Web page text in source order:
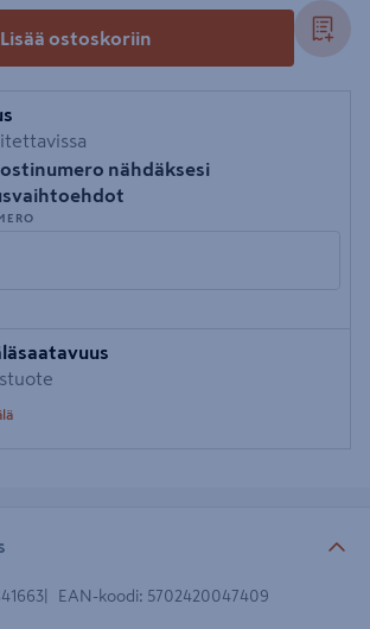
Lisää ostoskoriin
nähdäksesi
EAN-koodi: 5702420047409